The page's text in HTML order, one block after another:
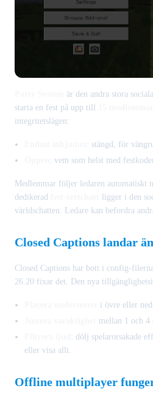
är den andra stora
starta en fest på upp till
integritetslägen:
: stängd, för
: vem som helst med
Medlemmar följer ledaren automatiskt
dedikerad
ligger i den
världschatten. Ledare kan befordra
Closed Captions landar
Closed Captions har bott i config-
26.20 fixar det. Den nya
i övre eller
mellan 1 och 4
: dölj spelarorsakade
eller visa allt.
Offline multiplayer